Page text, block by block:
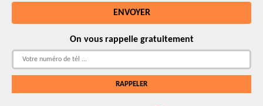
On vous rappelle gratuitement